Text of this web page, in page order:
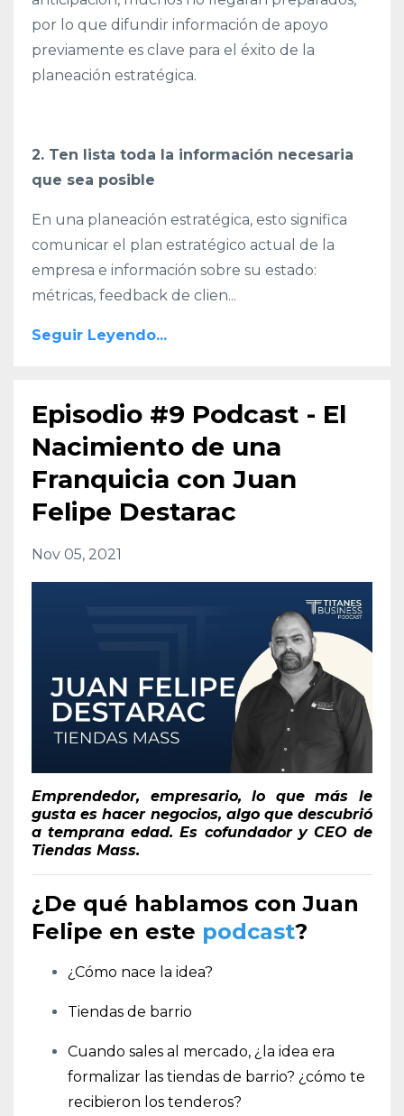
por lo que difundir información de apoyo
previamente es clave para el éxito de la
planeación estratégica.
2. Ten lista toda la información necesaria
que sea posible
En una planeación estratégica, esto significa
comunicar el plan estratégico actual de la
empresa e información sobre su estado:
métricas, feedback de clien...
Seguir Leyendo...
Episodio #9 Podcast - El
Nacimiento de una
Franquicia con Juan
Felipe Destarac
Nov 05, 2021
Emprendedor, empresario, lo que más le
gusta es hacer negocios, algo que descubrió
a temprana edad. Es cofundador y CEO de
Tiendas Mass.
¿De qué hablamos con Juan
Felipe en este podcast?
¿Cómo nace la idea?
Tiendas de barrio
Cuando sales al mercado, ¿la idea era
formalizar las tiendas de barrio? ¿cómo te
recibieron los tenderos?